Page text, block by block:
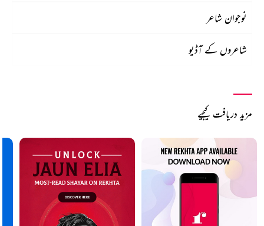
نوجوان شاعر
شاعروں کے آڈیو
مزید دریافت کیجیے